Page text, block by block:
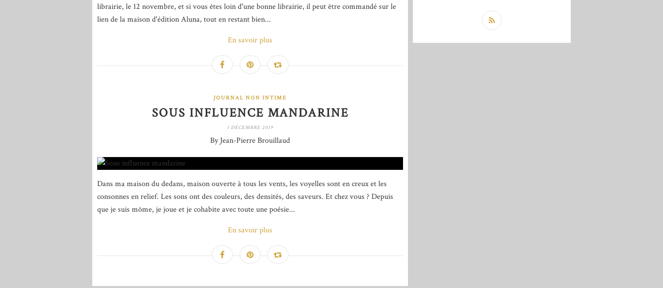
librairie, le 12 novembre, et si vous êtes loin d'une bonne librairie, il peut être commandé sur le
lien de la maison d'édition Aluna, tout en restant bien...
En savoir plus
JOURNAL NON INTIME
SOUS INFLUENCE MANDARINE
1 DÉCEMBRE 2019
By Jean-Pierre Brouillaud
Dans ma maison du dedans, maison ouverte à tous les vents, les voyelles sont en creux et les
consonnes en relief. Les sons ont des couleurs, des densités, des saveurs. Et chez vous ? Depuis
que je suis môme, je joue et je cohabite avec toute une poésie...
En savoir plus